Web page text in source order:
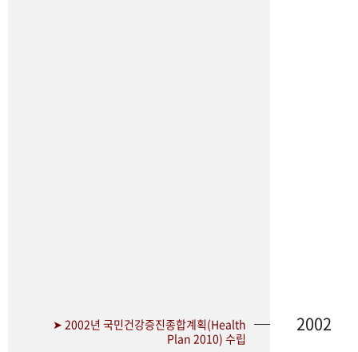
➤ 2002년 국민건강증진종합계획(Health
Plan 2010) 수립
2002